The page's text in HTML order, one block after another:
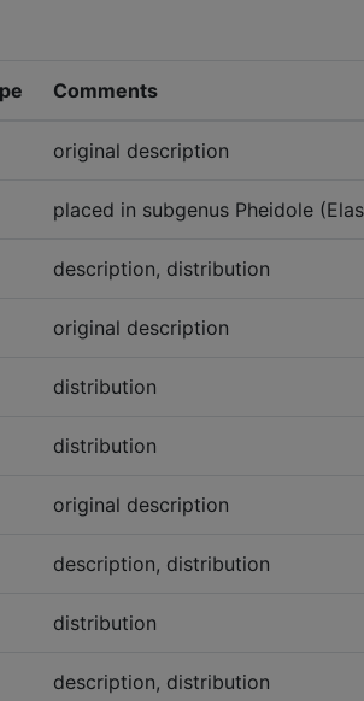
Comments
original description
placed in subgenus Pheidole
description, distribution
original description
distribution
distribution
original description
description, distribution
distribution
description, distribution